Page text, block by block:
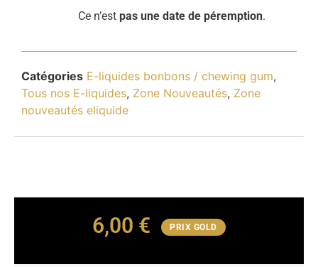
Ce n’est pas une date de péremption.
Catégories E-liquides bonbons / chewing gum,
Tous nos E-liquides, Zone Nouveautés, Zone
nouveautés eliquide
6,00 € PRIX GOLD